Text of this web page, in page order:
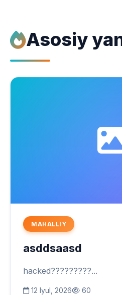
Asosiy
MAHALLIY
asddsaasd
hacked?????????...
12 Iyul, 2026 60